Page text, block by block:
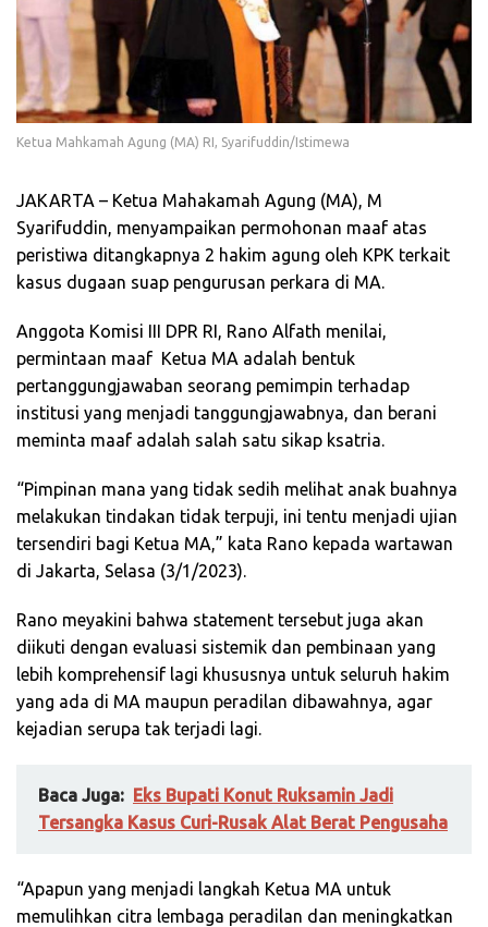
Ketua Mahkamah Agung (MA) RI, Syarifuddin/Istimewa
JAKARTA – Ketua Mahakamah Agung (MA), M
Syarifuddin, menyampaikan permohonan maaf atas
peristiwa ditangkapnya 2 hakim agung oleh KPK terkait
kasus dugaan suap pengurusan perkara di MA.
Anggota Komisi III DPR RI, Rano Alfath menilai,
permintaan maaf Ketua MA adalah bentuk
pertanggungjawaban seorang pemimpin terhadap
institusi yang menjadi tanggungjawabnya, dan berani
meminta maaf adalah salah satu sikap ksatria.
“Pimpinan mana yang tidak sedih melihat anak buahnya
melakukan tindakan tidak terpuji, ini tentu menjadi ujian
tersendiri bagi Ketua MA,” kata Rano kepada wartawan
di Jakarta, Selasa (3/1/2023).
Rano meyakini bahwa statement tersebut juga akan
diikuti dengan evaluasi sistemik dan pembinaan yang
lebih komprehensif lagi khususnya untuk seluruh hakim
yang ada di MA maupun peradilan dibawahnya, agar
kejadian serupa tak terjadi lagi.
Baca Juga: Eks Bupati Konut Ruksamin Jadi
Tersangka Kasus Curi-Rusak Alat Berat Pengusaha
“Apapun yang menjadi langkah Ketua MA untuk
memulihkan citra lembaga peradilan dan meningkatkan